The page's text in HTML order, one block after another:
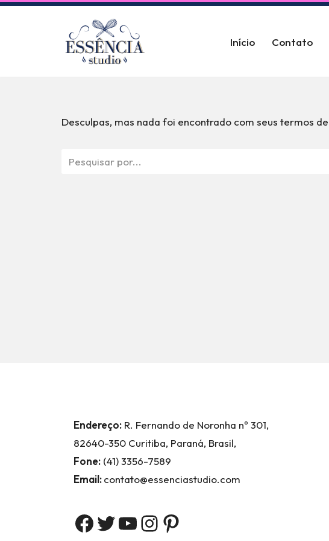
Início Contato
Desculpas, mas nada foi encontrado com seus termos
Endereço: R. Fernando de Noronha nº 301,
82640-350 Curitiba, Paraná, Brasil,
Fone: (41) 3356-7589
Email:contato@essenciastudio.com